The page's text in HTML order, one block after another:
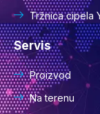
Tržnica cipela
Servis
Proizvod
Na terenu